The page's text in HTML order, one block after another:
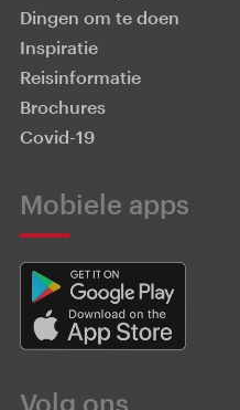
Dingen om te doen
Inspiratie
Reisinformatie
Brochures
Covid-19
Mobiele apps
Volg ons